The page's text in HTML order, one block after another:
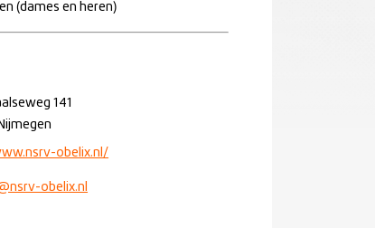
(dames en heren)
141
obelix.nl/
obelix.nl